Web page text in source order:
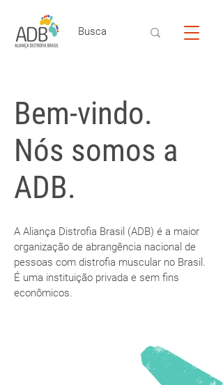
Bem-vindo.
Nós somos a
ADB.
A Aliança Distrofia Brasil (ADB) é a maior
organização de abrangência nacional de
pessoas com distrofia muscular no Brasil.
É uma instituição privada e sem fins
econômicos.